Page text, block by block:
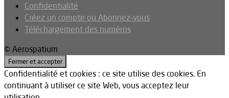
Confidentialité
Créez un compte ou Abonnez-vous
Téléchargement des numéros
© Aerospatium
Confidentialité et cookies : ce site utilise des cookies. En
continuant à utiliser ce site Web, vous acceptez leur